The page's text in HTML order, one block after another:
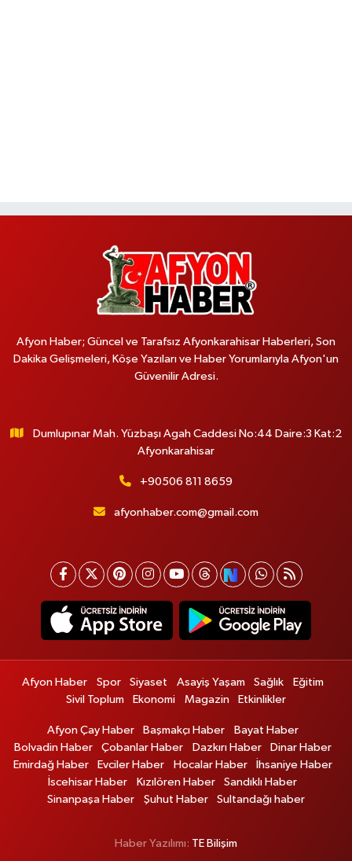
Afyon Haber; Güncel ve Tarafsız Afyonkarahisar Haberleri, Son
Dakika Gelişmeleri, Köşe Yazıları ve Haber Yorumlarıyla Afyon'un
Güvenilir Adresi.
Dumlupınar Mah. Yüzbaşı Agah Caddesi No:44 Daire:3 Kat:2
Afyonkarahisar
+90506 811 8659
afyonhaber.com@gmail.com
Afyon Haber Spor Siyaset Asayiş Yaşam Sağlık
Eğitim
Sivil Toplum
Ekonomi Magazin Etkinlikler
Afyon Çay Haber Başmakçı Haber
Bayat Haber
Bolvadin Haber
Çobanlar Haber Dazkırı Haber
Dinar Haber
Emirdağ Haber
Evciler Haber Hocalar Haber
İhsaniye Haber
İscehisar Haber
Kızılören Haber
Sandıklı Haber
Sinanpaşa Haber
Şuhut Haber Sultandağı haber
Haber Yazılımı: TE Bilişim